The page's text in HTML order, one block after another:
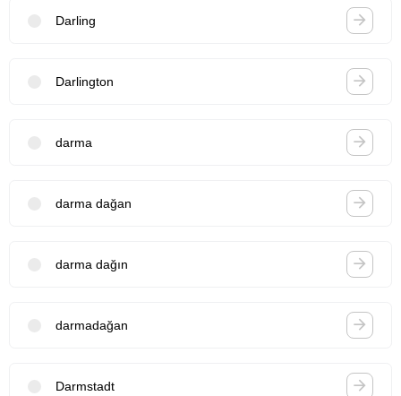
Darling
Darlington
darma
darma dağan
darma dağın
darmadağan
Darmstadt